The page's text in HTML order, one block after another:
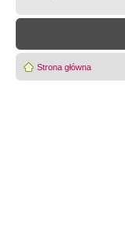
Strona główna